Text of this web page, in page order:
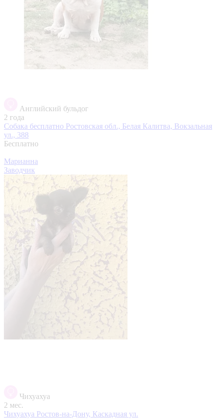
Английский бульдог
2 года
Собака бесплатно Ростовская обл., Белая Калитва, Вокзальная
ул., 388
Бесплатно
Марианна
Заводчик
Чихуахуа
2 мес.
Чихуахуа Ростов-на-Дону, Каскадная ул.